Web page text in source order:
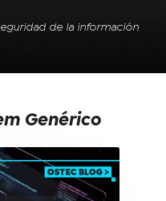
de la información
Genérico